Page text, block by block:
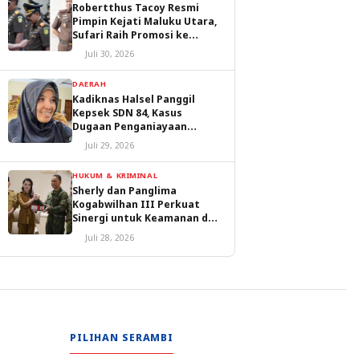
Robertthus Tacoy Resmi
Pimpin Kejati Maluku Utara,
Sufari Raih Promosi ke
Kejaksaan Agung
Juli 30, 2026
DAERAH
Kadiknas Halsel Panggil
Kepsek SDN 84, Kasus
Dugaan Penganiayaan
Diproses
Juli 29, 2026
HUKUM & KRIMINAL
Sherly dan Panglima
Kogabwilhan III Perkuat
Sinergi untuk Keamanan dan
Pembangunan Malut
Juli 28, 2026
PILIHAN SERAMBI